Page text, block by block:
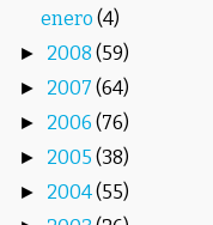
enero(4)
► 2008 (59)
► 2007 (64)
► 2006 (76)
► 2005 (38)
► 2004(55)